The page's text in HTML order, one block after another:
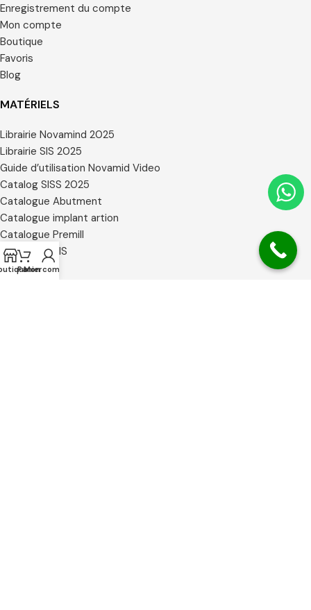
Enregistrement du compte
Mon compte
Boutique
Favoris
Blog
MATÉRIELS
Librairie Novamind 2025
Librairie SIS 2025
Guide d’utilisation Novamid Video
Catalog SISS 2025
Catalogue Abutment
Catalogue implant artion
Catalogue Premill
Catalogue SIS
Certificats
Panier
Mon compte